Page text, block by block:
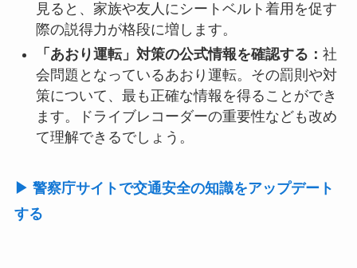
見ると、家族や友人にシートベルト着用を促す
際の説得力が格段に増します。
「あおり運転」対策の公式情報を確認する： 社
会問題となっているあおり運転。その罰則や対
策について、最も正確な情報を得ることができ
ます。ドライブレコーダーの重要性なども改め
て理解できるでしょう。
▶ 警察庁サイトで交通安全の知識をアップデート
する